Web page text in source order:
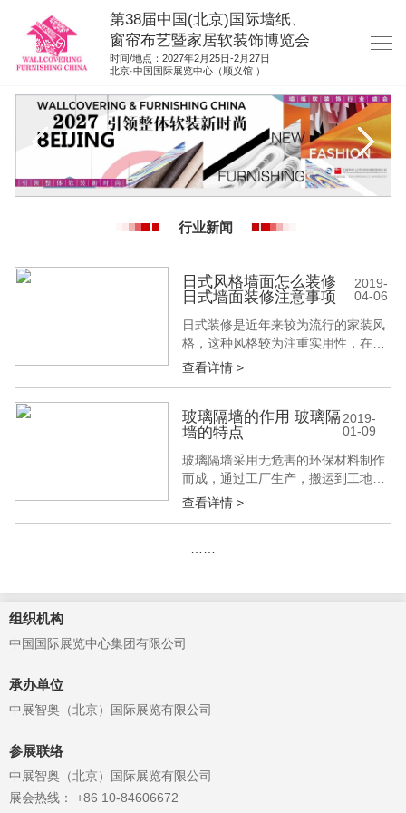
第38届中国(北京)国际墙纸、
窗帘布艺暨家居软装饰博览会
时间/地点：2027年2月25日-2月27日
北京·中国国际展览中心（顺义馆 ）
网站首页
展商服务
展位申请
行业新闻
日式风格墙面怎么装修
日式墙面装修注意事项
2019-
04-06
日式装修是近年来较为流行的家装风
格，这种风格较为注重实用性，在外
观上采用简朴和自然的装修理念为
北京建材展就带您了解一下。 日式风
格墙面怎么装修? 1、铺墙纸 在不少
的和式装修中，大多数人也会选择更
加环保实用的壁纸来铺贴墙面，其
中，装修...
查看详情 >
玻璃隔墙的作用 玻璃隔
墙的特点
2019-
01-09
玻璃隔墙采用无危害的环保材料制作
而成，通过工厂生产，搬运到工地后
直接施工拼装，不会造成现场油污污
简单，快捷，而且它可以随意的拆
查看详情 >
组织机构
中国国际展览中心集团有限公司
承办单位
中展智奥（北京）国际展览有限公司
参展联络
中展智奥（北京）国际展览有限公司
展会热线： +86 10-84606672